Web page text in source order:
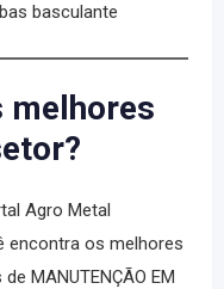
basculante
melhores
Agro Metal
encontra os melhores
de MANUTENÇÃO EM